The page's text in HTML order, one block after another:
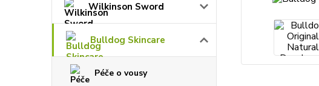
Wilkinson Sword
Bulldog Skincare
Péče o vousy